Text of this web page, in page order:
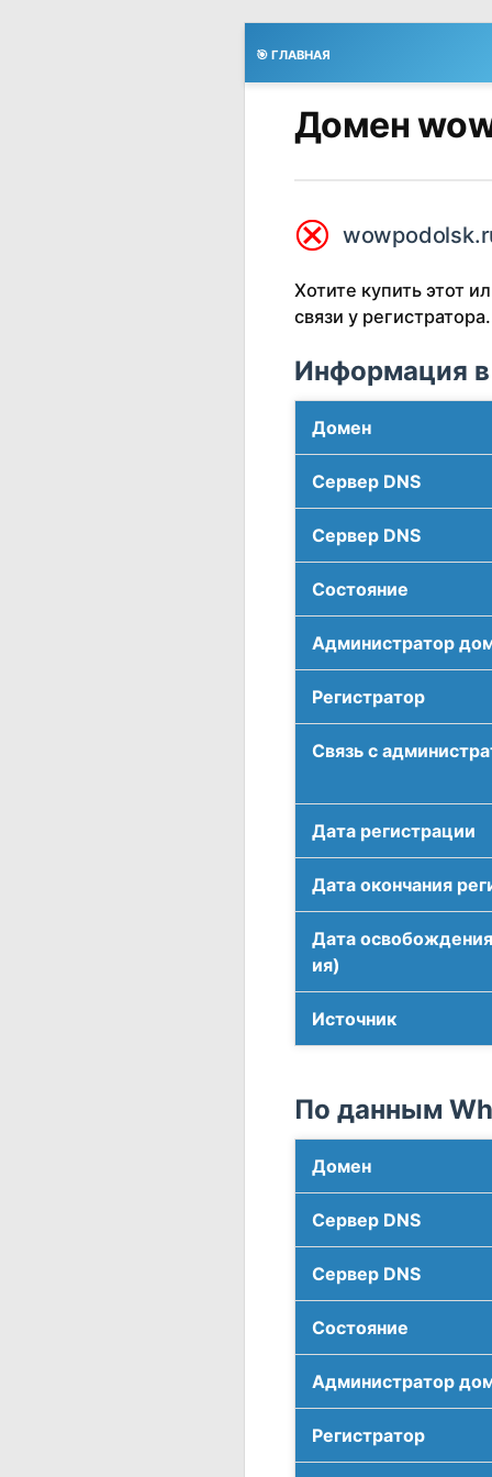
🎯 ГЛАВНАЯ
Домен
⮿
Хотите купить этот
связи у регистратора.
Информация в
Домен
Сервер DNS
Сервер DNS
Соcтояние
Администратор
Регистратор
Связь с
Дата регистрации
Дата окончания
Дата
ия)
Источник
По данным
Домен
Сервер DNS
Сервер DNS
Соcтояние
Администратор
Регистратор